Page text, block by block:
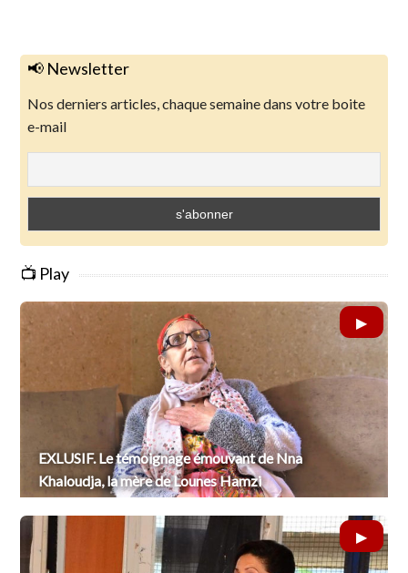
📢 Newsletter
Nos derniers articles, chaque semaine dans votre boite
e-mail
📺 Play
EXLUSIF. Le témoignage émouvant de Nna
Khaloudja, la mère de Lounes Hamzi